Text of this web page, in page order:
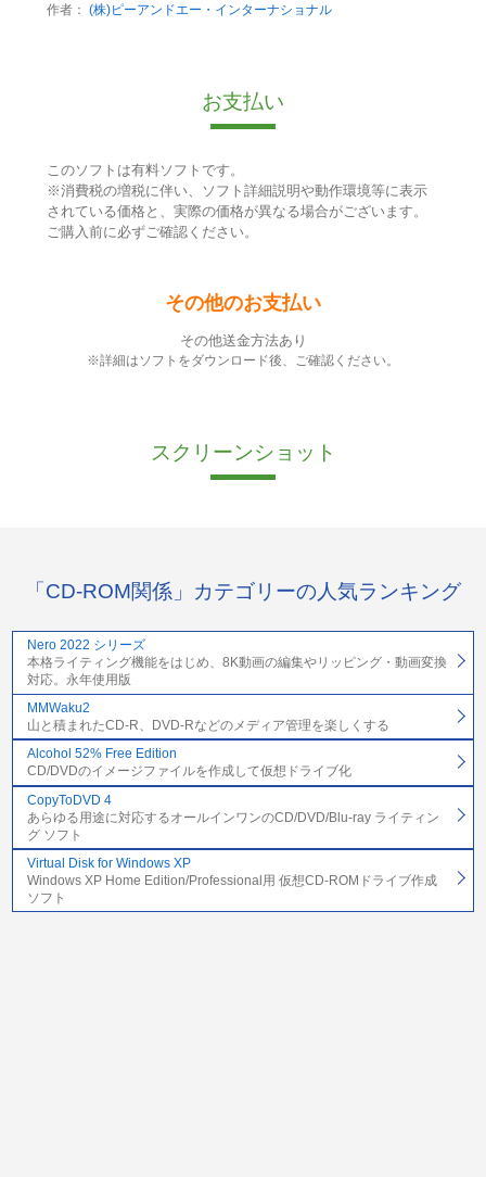
作者： (株)ピーアンドエー・インターナショナル
お支払い
このソフトは有料ソフトです。
※消費税の増税に伴い、ソフト詳細説明や動作環境等に表示
されている価格と、実際の価格が異なる場合がございます。
ご購入前に必ずご確認ください。
その他のお支払い
その他送金方法あり
※詳細はソフトをダウンロード後、ご確認ください。
スクリーンショット
「CD-ROM関係」カテゴリーの人気ランキング
Nero 2022 シリーズ
本格ライティング機能をはじめ、8K動画の編集やリッピング・動画変換
対応。永年使用版
MMWaku2
山と積まれたCD-R、DVD-Rなどのメディア管理を楽しくする
Alcohol 52% Free Edition
CD/DVDのイメージファイルを作成して仮想ドライブ化
CopyToDVD 4
あらゆる用途に対応するオールインワンのCD/DVD/Blu-ray ライティン
グ ソフト
Virtual Disk for Windows XP
Windows XP Home Edition/Professional用 仮想CD-ROMドライブ作成
ソフト